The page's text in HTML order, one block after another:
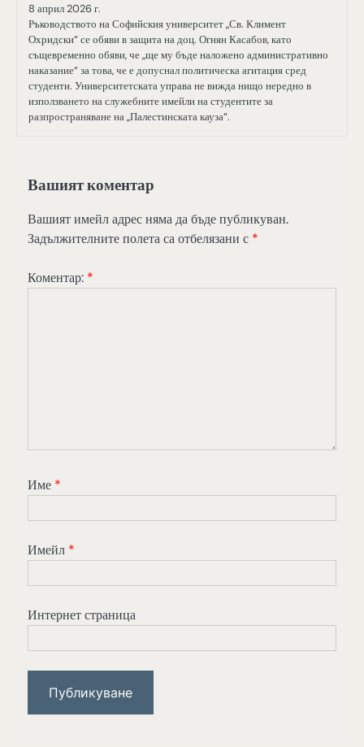
8 април 2026 г.
Ръководството на Софийския университет „Св. Климент
Охридски“ се обяви в защита на доц. Огнян Касабов, като
същевременно обяви, че „ще му бъде наложено административно
наказание“ за това, че е допуснал политическа агитация сред
студенти. Университетската управа не вижда нищо нередно в
използването на служебните имейли на студентите за
разпространяване на „Палестинската кауза“.
Вашият коментар
Вашият имейл адрес няма да бъде публикуван.
Задължителните полета са отбелязани с *
Коментар: *
Име *
Имейл *
Интернет страница